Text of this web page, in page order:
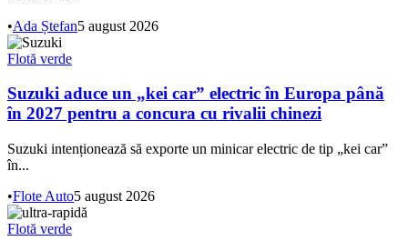
•Ada Ștefan5 august 2026
Flotă verde
Suzuki aduce un „kei car” electric în Europa până
în 2027 pentru a concura cu rivalii chinezi
Suzuki intenționează să exporte un minicar electric de tip „kei car”
în...
•Flote Auto5 august 2026
Flotă verde